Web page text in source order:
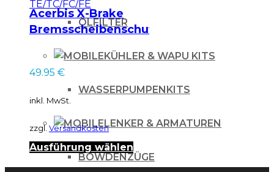
ÖLFILTER
KÜHLER & WAPU KITS
WASSERPUMPENKITS
LENKER & ARMATUREN
BOWDENZÜGE
auf
Produktseite
Acerbis X-Brake
Bremsscheibenschutz
– für Husqvarna
22MM TE/TC/FC/FE
49.95 €
inkl. MwSt.
zzgl. Versandkosten
Ausführung wählen
Produkt